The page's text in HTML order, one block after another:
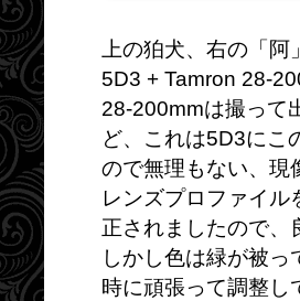
上の狛犬、右の「阿
5D3 + Tamron 28-
28-200mmは撮って
ど、これは5D3にこ
ので無理もない、現
レンズプロファイル
正されましたので、
しかし色は緑が被
時に頑張って調整